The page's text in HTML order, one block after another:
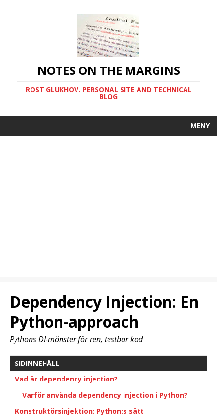
NOTES ON THE MARGINS
ROST GLUKHOV. PERSONAL SITE AND TECHNICAL
BLOG
MENY
Dependency Injection: En
Python-approach
Pythons DI-mönster för ren, testbar kod
SIDINNEHÅLL
Vad är dependency injection?
Varför använda dependency injection i Python?
Konstruktörsinjektion: Python:s sätt